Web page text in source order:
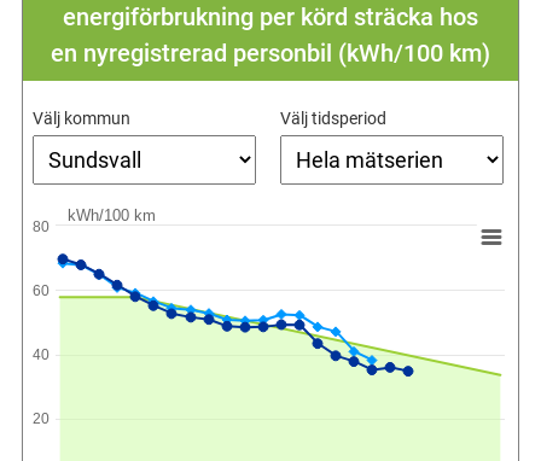
energiförbrukning per körd sträcka hos
en nyregistrerad personbil (kWh/100 km)
Välj kommun Välj tidsperiod
kWh/100 km
20
40
60
80